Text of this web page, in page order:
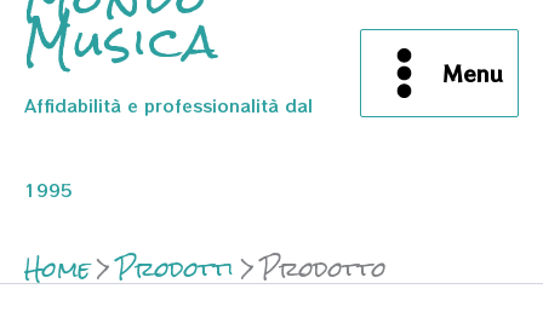
Musica
Affidabilità e professionalità dal
1995
Menu
Home Prodotti Prodotto